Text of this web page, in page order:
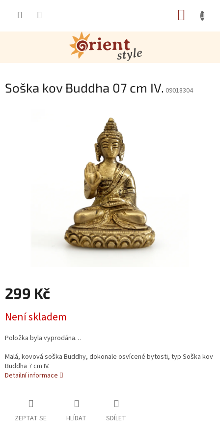
Soška kov Buddha 07 cm IV. 09018304
299 Kč
Není skladem
Položka byla vyprodána…
Malá, kovová soška Buddhy, dokonale osvícené bytosti, typ Soška kov
Buddha 7 cm IV.
Detailní informace
ZEPTAT SE HLÍDAT SDÍLET